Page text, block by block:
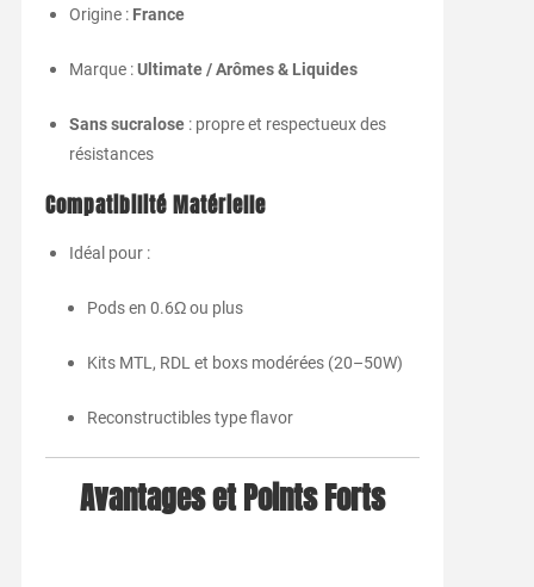
Origine : France
Marque :Ultimate / Arômes & Liquides
Sans sucralose: propre et respectueux des
résistances
Compatibilité Matérielle
Idéal pour :
Pods en 0.6Ω ou plus
Kits MTL, RDL et boxs modérées (20–50W)
Reconstructibles type flavor
Avantages et Points Forts